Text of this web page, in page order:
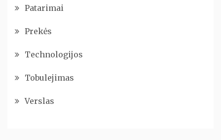
Patarimai
Prekės
Technologijos
Tobulejimas
Verslas